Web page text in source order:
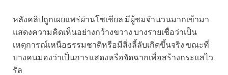
หลังคลิปถูกเผยแพร่ผ่านโซเชียล มีผู้ชมจำนวนมากเข้ามา
แสดงความคิดเห็นอย่างกว้างขวาง บางรายเชื่อว่าเป็น
เหตุการณ์เหนือธรรมชาติหรือมีสิ่งลี้ลับเกิดขึ้นจริง ขณะที่
บางคนมองว่าเป็นการแสดงหรือจัดฉากเพื่อสร้างกระแสไว
รัล